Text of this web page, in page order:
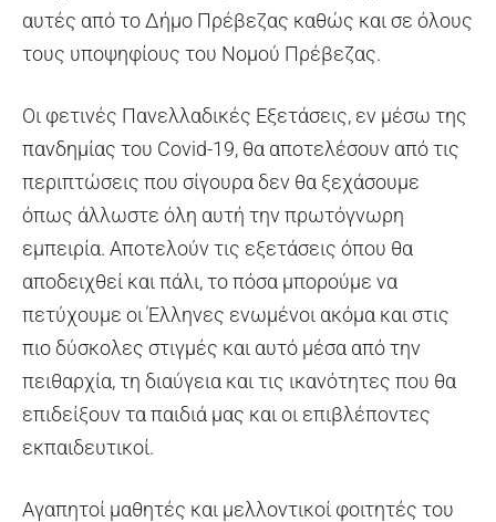
αυτές από το Δήμο Πρέβεζας καθώς και σε όλους
τους υποψηφίους του Νομού Πρέβεζας.
Οι φετινές Πανελλαδικές Εξετάσεις, εν μέσω της
πανδημίας του Covid-19, θα αποτελέσουν από τις
περιπτώσεις που σίγουρα δεν θα ξεχάσουμε
όπως άλλωστε όλη αυτή την πρωτόγνωρη
εμπειρία. Αποτελούν τις εξετάσεις όπου θα
αποδειχθεί και πάλι, το πόσα μπορούμε να
πετύχουμε οι Έλληνες ενωμένοι ακόμα και στις
πιο δύσκολες στιγμές και αυτό μέσα από την
πειθαρχία, τη διαύγεια και τις ικανότητες που θα
επιδείξουν τα παιδιά μας και οι επιβλέποντες
εκπαιδευτικοί.
Αγαπητοί μαθητές και μελλοντικοί φοιτητές του